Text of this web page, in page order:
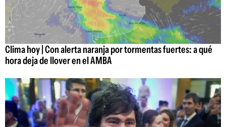
Clima hoy | Con alerta naranja por tormentas fuertes: a qué
hora deja de llover en el AMBA